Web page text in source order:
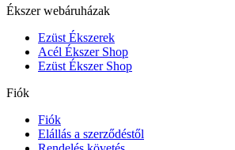
Ékszer webáruházak
Ezüst Ékszerek
Acél Ékszer Shop
Ezüst Ékszer Shop
Fiók
Fiók
Elállás a szerződéstől